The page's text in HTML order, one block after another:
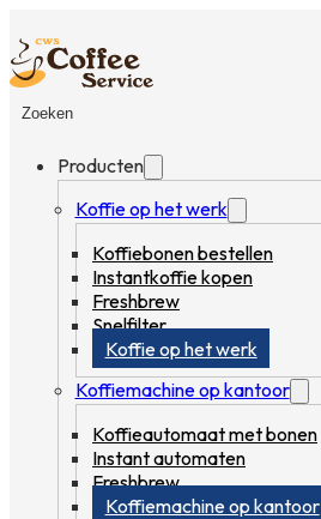
Zoeken
Producten
Koffie op het werk
Koffiebonen bestellen
Instantkoffie kopen
Freshbrew
Snelfilter
Koffie op het werk
Koffiemachine op kantoor
Koffieautomaat met bonen
Instant automaten
Freshbrew
Koffiemachine op kantoor